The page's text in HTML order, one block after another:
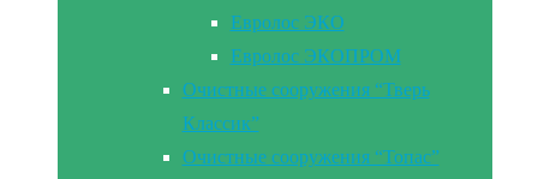
Евролос ЭКО
Евролос ЭКОПРОМ
Очистные сооружения “Тверь
Классик”
Очистные сооружения “Топас”